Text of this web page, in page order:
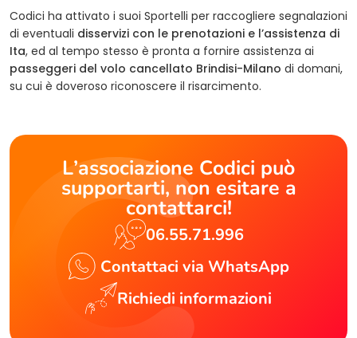
Codici ha attivato i suoi Sportelli per raccogliere segnalazioni
di eventuali disservizi con le prenotazioni e l’assistenza di
Ita, ed al tempo stesso è pronta a fornire assistenza ai
passeggeri del volo cancellato Brindisi-Milano di domani,
su cui è doveroso riconoscere il risarcimento.
L’associazione Codici può
supportarti, non esitare a
contattarci!
06.55.71.996
Contattaci via WhatsApp
Richiedi informazioni